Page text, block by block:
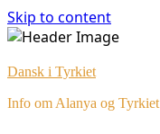
Skip to content
Dansk i Tyrkiet
Info om Alanya og Tyrkiet